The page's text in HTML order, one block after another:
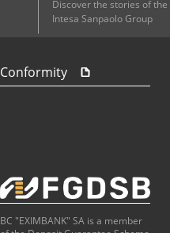
Discover the stories of the
Intesa Sanpaolo Group
Conformity
BC "EXIMBANK" SA is a member